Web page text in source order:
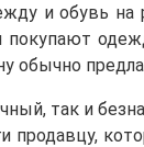
и обувь на
обычно
так и
продавцу,